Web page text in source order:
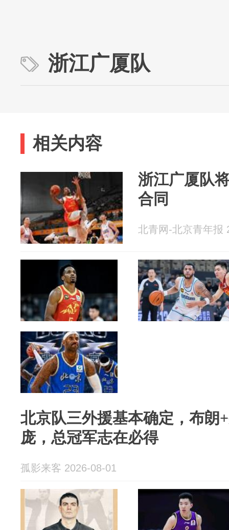
浙江广厦队
相关内容
浙江广厦队
合同
北青网-北京青年报
北京队三外援基本确定，布朗
庞，总冠军志在必得
孤影来客 2026-08-01